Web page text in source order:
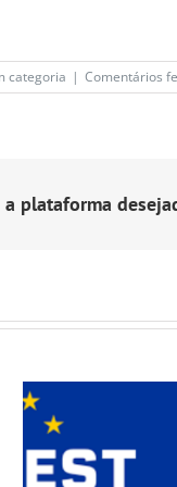
categoria | Comentários
plataforma
Raul